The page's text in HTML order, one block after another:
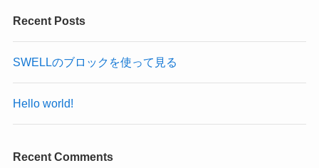
Recent Posts
SWELLのブロックを使って見る
Hello world!
Recent Comments